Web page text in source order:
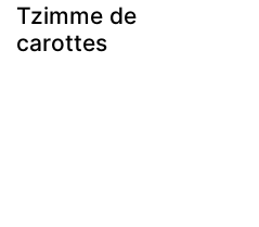
Tzimme de
carottes